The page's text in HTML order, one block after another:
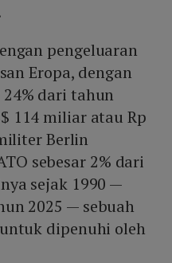
pengeluaran
Eropa, dengan
dari tahun
114 miliar atau Rp
Berlin
sebesar 2% dari
sejak 1990 —
2025 — sebuah
dipenuhi oleh